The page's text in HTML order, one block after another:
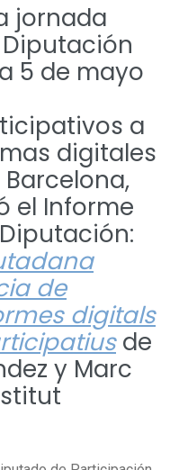
jornada
5 de mayo
a
digitales
el Informe
de
digitals
de
y Marc